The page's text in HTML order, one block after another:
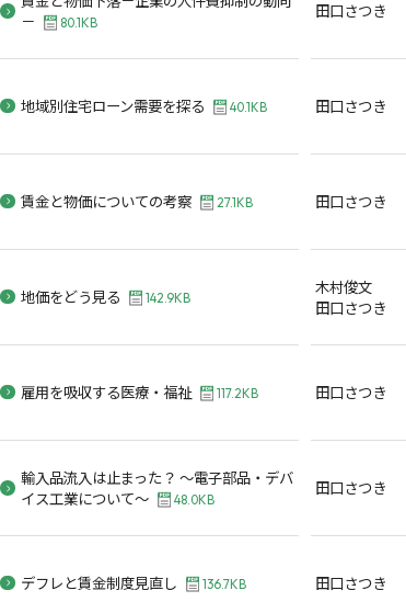
－
80.1KB
田口さつき
地域別住宅ローン需要を探る 40.1KB 田口さつき
賃金と物価についての考察 27.1KB 田口さつき
地価をどう見る 142.9KB
木村俊文
田口さつき
雇用を吸収する医療・福祉 117.2KB 田口さつき
輸入品流入は止まった？ ～電子部品・デバ
イス工業について～
48.0KB
田口さつき
デフレと賃金制度見直し 136.7KB 田口さつき